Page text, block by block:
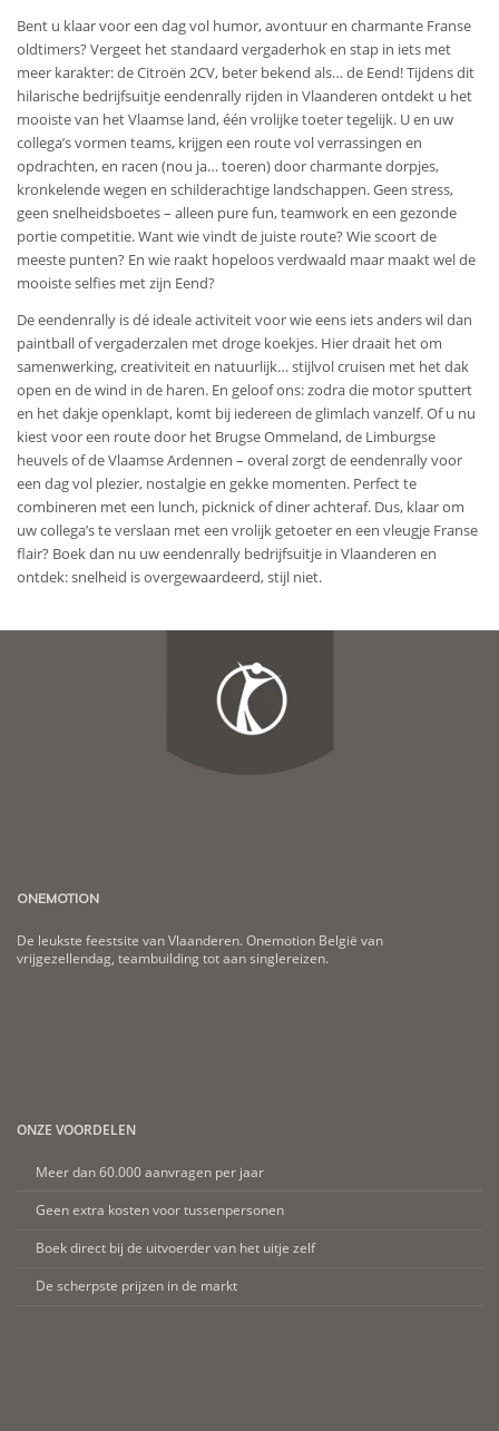
Bent u klaar voor een dag vol humor, avontuur en charmante Franse
oldtimers? Vergeet het standaard vergaderhok en stap in iets met
meer karakter: de Citroën 2CV, beter bekend als… de Eend! Tijdens dit
hilarische bedrijfsuitje eendenrally rijden in Vlaanderen ontdekt u het
mooiste van het Vlaamse land, één vrolijke toeter tegelijk. U en uw
collega’s vormen teams, krijgen een route vol verrassingen en
opdrachten, en racen (nou ja… toeren) door charmante dorpjes,
kronkelende wegen en schilderachtige landschappen. Geen stress,
geen snelheidsboetes – alleen pure fun, teamwork en een gezonde
portie competitie. Want wie vindt de juiste route? Wie scoort de
meeste punten? En wie raakt hopeloos verdwaald maar maakt wel de
mooiste selfies met zijn Eend?
De eendenrally is dé ideale activiteit voor wie eens iets anders wil dan
paintball of vergaderzalen met droge koekjes. Hier draait het om
samenwerking, creativiteit en natuurlijk… stijlvol cruisen met het dak
open en de wind in de haren. En geloof ons: zodra die motor sputtert
en het dakje openklapt, komt bij iedereen de glimlach vanzelf. Of u nu
kiest voor een route door het Brugse Ommeland, de Limburgse
heuvels of de Vlaamse Ardennen – overal zorgt de eendenrally voor
een dag vol plezier, nostalgie en gekke momenten. Perfect te
combineren met een lunch, picknick of diner achteraf. Dus, klaar om
uw collega’s te verslaan met een vrolijk getoeter en een vleugje Franse
flair? Boek dan nu uw eendenrally bedrijfsuitje in Vlaanderen en
ontdek: snelheid is overgewaardeerd, stijl niet.
ONEMOTION
De leukste feestsite van Vlaanderen. Onemotion België van
vrijgezellendag, teambuilding tot aan singlereizen.
ONZE VOORDELEN
Meer dan 60.000 aanvragen per jaar
Geen extra kosten voor tussenpersonen
Boek direct bij de uitvoerder van het uitje zelf
De scherpste prijzen in de markt